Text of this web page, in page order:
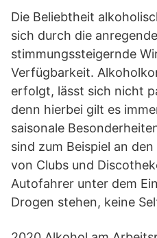
Die Beliebtheit
sich durch die
stimmungssteigernde
Verfügbarkeit.
erfolgt, lässt sich nicht
denn hierbei gilt es
saisonale
sind zum Beispiel an
von Clubs und
Autofahrer unter dem
Drogen stehen, keine